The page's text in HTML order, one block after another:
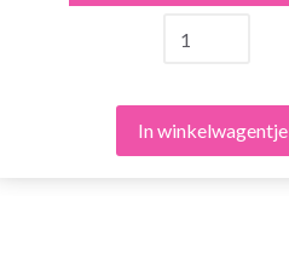
In winkelwagentje